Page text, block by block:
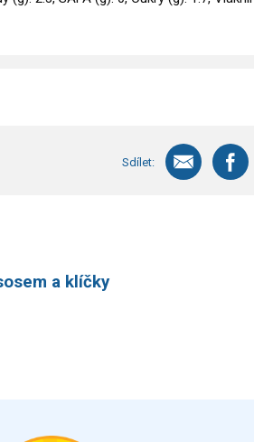
Sdílet:
a klíčky